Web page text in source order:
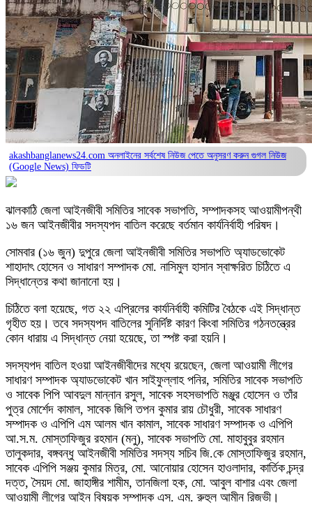
akashbanglanews24.com অনলাইনের সর্বশেষ নিউজ পেতে অনুসরণ করুন গুগল নিউজ
(Google News) ফিডটি
ঝালকাঠি জেলা আইনজীবী সমিতির সাবেক সভাপতি, সম্পাদকসহ আওয়ামীপন্থী
১৬ জন আইনজীবীর সদস্যপদ বাতিল করেছে বর্তমান কার্যনির্বাহী পরিষদ।
সোমবার (১৬ জুন) দুপুরে জেলা আইনজীবী সমিতির সভাপতি অ্যাডভোকেট
শাহাদাৎ হোসেন ও সাধারণ সম্পাদক মো. নাসিমুল হাসান স্বাক্ষরিত চিঠিতে এ
সিদ্ধান্তের কথা জানানো হয়।
চিঠিতে বলা হয়েছে, গত ২২ এপ্রিলের কার্যনির্বাহী কমিটির বৈঠকে এই সিদ্ধান্ত
গৃহীত হয়। তবে সদস্যপদ বাতিলের সুনির্দিষ্ট কারণ কিংবা সমিতির গঠনতন্ত্রের
কোন ধারায় এ সিদ্ধান্ত নেয়া হয়েছে, তা স্পষ্ট করা হয়নি।
সদস্যপদ বাতিল হওয়া আইনজীবীদের মধ্যে রয়েছেন, জেলা আওয়ামী লীগের
সাধারণ সম্পাদক অ্যাডভোকেট খান সাইফুল্লাহ পনির, সমিতির সাবেক সভাপতি
ও সাবেক পিপি আবদুল মান্নান রসুল, সাবেক সহসভাপতি মঞ্জুর হোসেন ও তাঁর
পুত্র মোর্শেদ কামাল, সাবেক জিপি তপন কুমার রায় চৌধুরী, সাবেক সাধারণ
সম্পাদক ও এপিপি এম আলম খান কামাল, সাবেক সাধারণ সম্পাদক ও এপিপি
আ.স.ম. মোস্তাফিজুর রহমান (মনু), সাবেক সভাপতি মো. মাহাবুবুর রহমান
তালুকদার, বঙ্গবন্ধু আইনজীবী সমিতির সদস্য সচিব জি.কে মোস্তাফিজুর রহমান,
সাবেক এপিপি সঞ্জয় কুমার মিত্র, মো. আনোয়ার হোসেন হাওলাদার, কার্তিক চন্দ্র
দত্ত, সৈয়দ মো. জাহাঙ্গীর শামীম, তানজিলা হক, মো. আবুল বাশার এবং জেলা
আওয়ামী লীগের আইন বিষয়ক সম্পাদক এস. এম. রুহুল আমীন রিজভী।